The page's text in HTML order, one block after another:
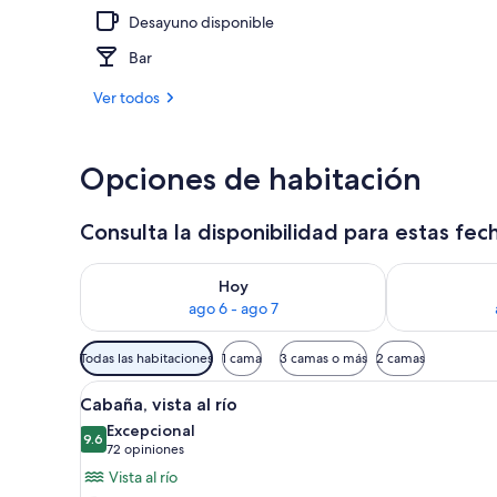
Desayuno disponible
Bar
Ver todos
Opciones de habitación
Consulta la disponibilidad para estas
Hoy
ago 6 - ago 7
Consulta la disponibilidad para hoy ago 6 - ago 7
Consulta la
Filtros
disponibles
para
las
habitaciones
Todas las habitaciones 1 cama 3 camas o más 2 camas
Abrir
todas
las
fotos
Una cabaña de troncos con
12
Cabaña, vista al río
9.69.6 de 10
Excepcional
72 opiniones
(72
opiniones)
Vista al río